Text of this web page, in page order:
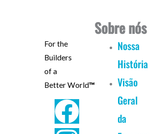
For the
Builders
of a
Better World™
F
I
Y
L
Sobre nós
Nossa
História
Visão
Geral
da